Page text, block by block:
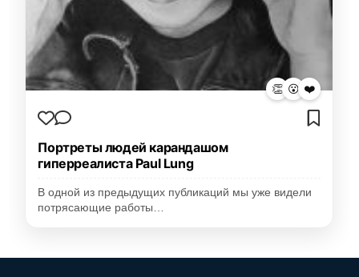
👏 😮 ❤️
Портреты людей карандашом
гиперреалиста Paul Lung
В одной из предыдущих публикаций мы уже видели
потрясающие работы…